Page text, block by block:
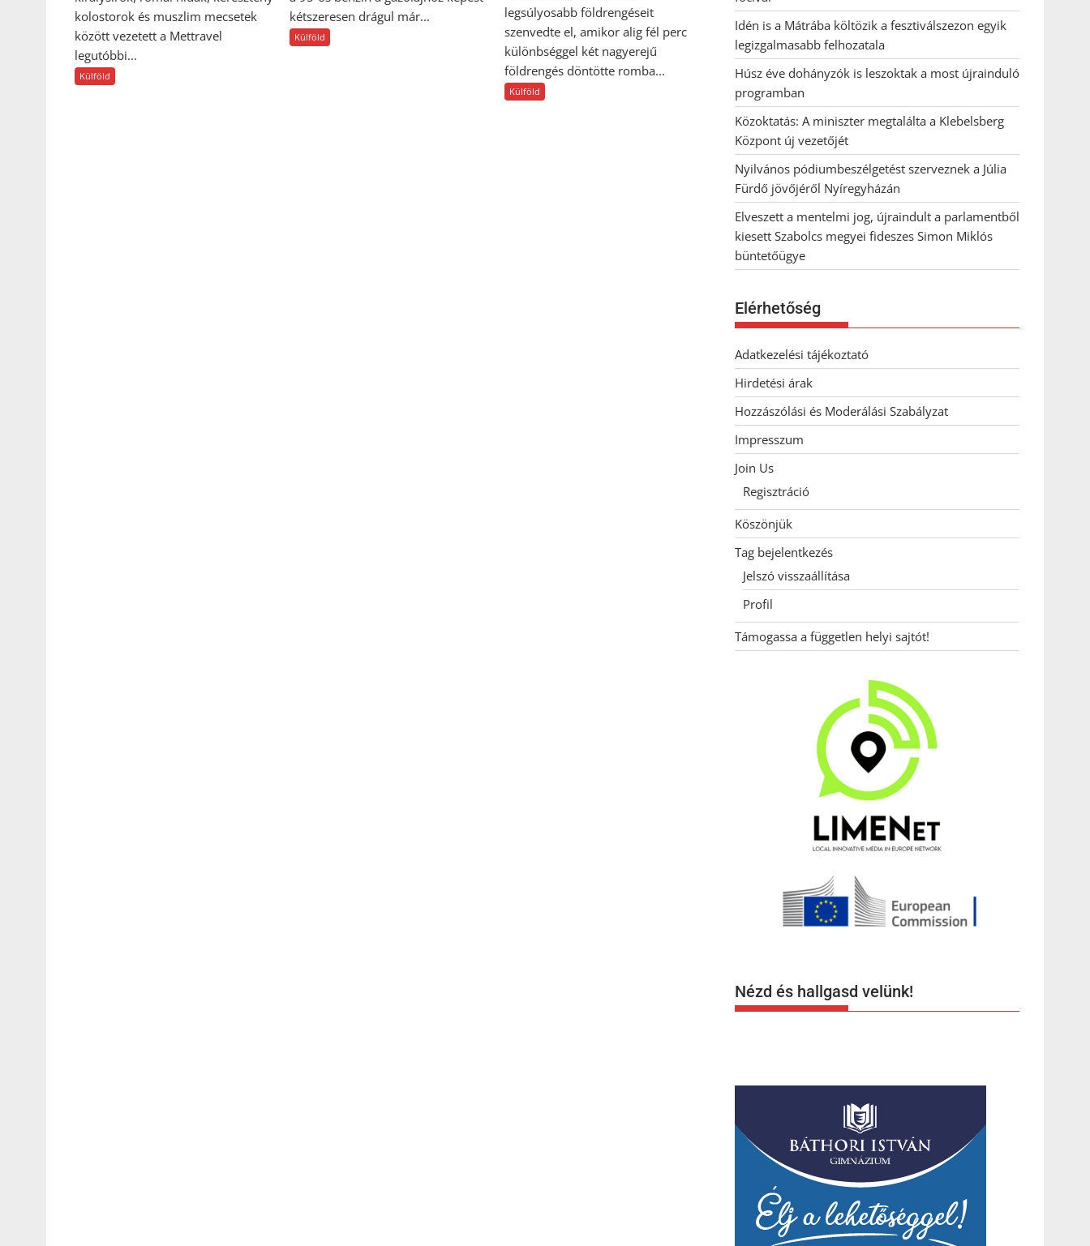
kolostorok és muszlim mecsetek
között vezetett a Mettravel
legutóbbi...
Külföld
kétszeresen drágul már...
Külföld
legsúlyosabb földrengéseit
szenvedte el, amikor alig fél perc
különbséggel két nagyerejű
földrengés döntötte romba...
Külföld
Idén is a Mátrába költözik a fesztiválszezon egyik
legizgalmasabb felhozatala
Húsz éve dohányzók is leszoktak a most újrainduló
programban
Közoktatás: A miniszter megtalálta a Klebelsberg
Központ új vezetőjét
Nyilvános pódiumbeszélgetést szerveznek a Júlia
Fürdő jövőjéről Nyíregyházán
Elveszett a mentelmi jog, újraindult a parlamentből
kiesett Szabolcs megyei fideszes Simon Miklós
büntetőügye
Elérhetőség
Adatkezelési tájékoztató
Hirdetési árak
Hozzászólási és Moderálási Szabályzat
Impresszum
Join Us
Regisztráció
Köszönjük
Tag bejelentkezés
Jelszó visszaállítása
Profil
Támogassa a független helyi sajtót!
Nézd és hallgasd velünk!